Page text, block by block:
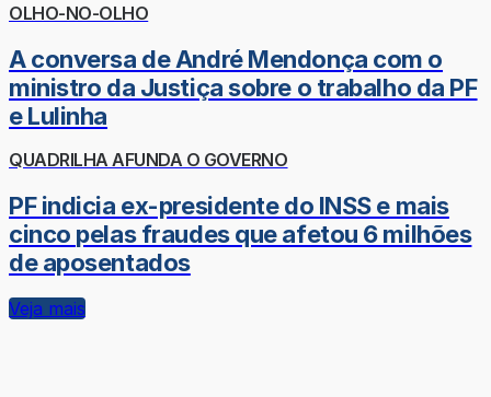
OLHO-NO-OLHO
A conversa de André Mendonça com o
ministro da Justiça sobre o trabalho da PF
e Lulinha
QUADRILHA AFUNDA O GOVERNO
PF indicia ex-presidente do INSS e mais
cinco pelas fraudes que afetou 6 milhões
de aposentados
Veja mais